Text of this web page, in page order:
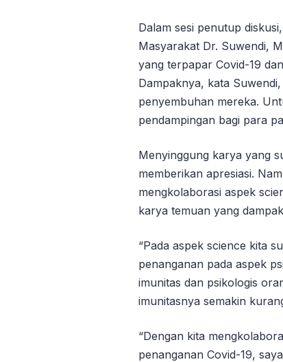
Dalam sesi penutup
Masyarakat Dr. Suwendi,
yang terpapar Covid-19
Dampaknya, kata
penyembuhan mereka.
pendampingan bagi para
Menyinggung karya yang
memberikan apresiasi.
mengkolaborasi aspek
karya temuan yang
“Pada aspek science kita
penanganan pada aspek
imunitas dan psikologis
imunitasnya semakin
“Dengan kita
penanganan Covid-19,